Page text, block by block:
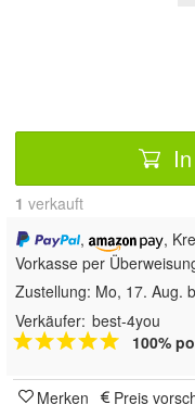
1 verkauft
,
,
Vorkasse per
Zustellung: Mo, 17. Aug.
Verkäufer: best-4you
100%
Merken Preis